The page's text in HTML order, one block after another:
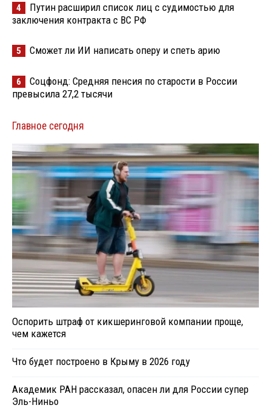
4
Путин расширил список лиц с судимостью для
заключения контракта с ВС РФ
5 Сможет ли ИИ написать оперу и спеть арию
6
Соцфонд: Средняя пенсия по старости в России
превысила 27,2 тысячи
Главное сегодня
Оспорить штраф от кикшеринговой компании проще,
чем кажется
Что будет построено в Крыму в 2026 году
Академик РАН рассказал, опасен ли для России супер
Эль-Ниньо